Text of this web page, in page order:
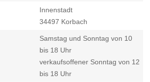
Innenstadt
34497 Korbach
Samstag und Sonntag von 10
bis 18 Uhr
verkaufsoffener Sonntag von 12
bis 18 Uhr